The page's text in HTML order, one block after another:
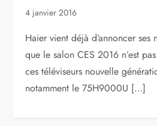
4 janvier 2016
Haier vient déjà d’annoncer ses
que le salon CES 2016 n’est
ces téléviseurs nouvelle
notamment le 75H9000U […]